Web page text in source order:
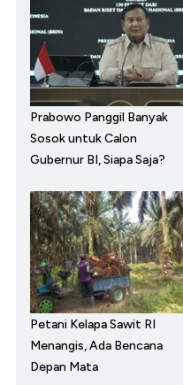
Prabowo Panggil Banyak
Sosok untuk Calon
Gubernur BI, Siapa Saja?
Petani Kelapa Sawit RI
Menangis, Ada Bencana
Depan Mata